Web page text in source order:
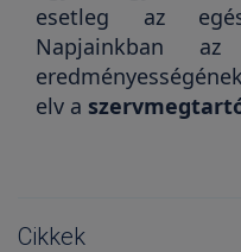
esetleg az
Napjainkban az
elv a
Cikkek